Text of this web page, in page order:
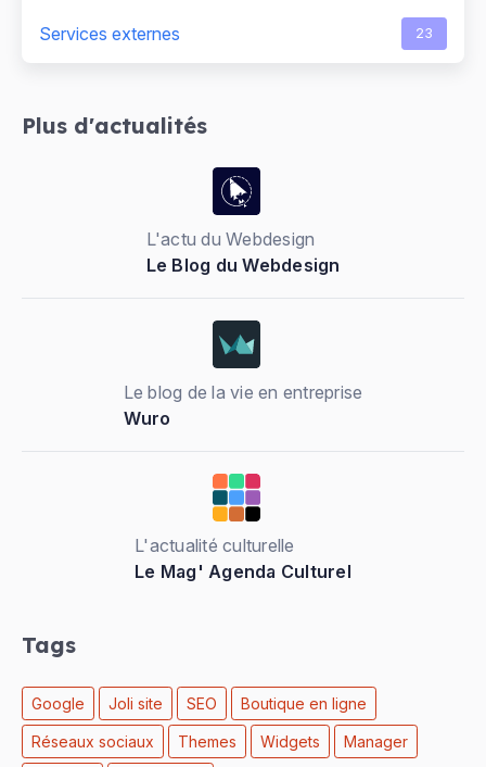
Services externes 23
Plus d'actualités
L'actu du Webdesign
Le Blog du Webdesign
Le blog de la vie en entreprise
Wuro
L'actualité culturelle
Le Mag' Agenda Culturel
Tags
Google Joli site SEO Boutique en ligne
Réseaux sociaux Themes Widgets Manager